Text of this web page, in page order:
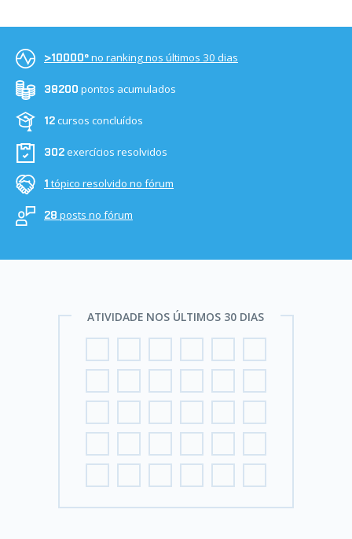
>10000ºno ranking nos últimos 30 dias
38200 pontos acumulados
12cursos concluídos
302exercícios resolvidos
1 tópico resolvido no fórum
28 posts no fórum
ATIVIDADE NOS ÚLTIMOS 30 DIAS